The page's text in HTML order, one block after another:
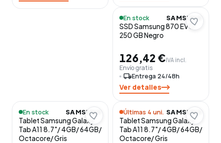
En stock SAMSUNG
SSD Samsung 870 EVO
250 GB Negro
126,42 €IVA incl.
Envío gratis
local_shippingEntrega 24/48h
Ver detalles
En stock SAMSUNG
Tablet Samsung Galaxy
Tab A11 8.7"/ 4GB/ 64GB/
Octacore/ Gris
Últimas 4 uni. SAMSUNG
Tablet Samsung Galaxy
Tab A11 8.7"/ 4GB/ 64GB/
Octacore/ Gris